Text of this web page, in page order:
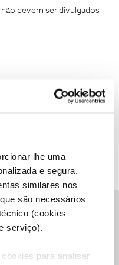
lhe uma
e segura.
similares nos
são necessários
(cookies
serviço).
para analisar
devem ser divulgados
de confirmar os dados
dadas, e bem, pelo
nos melhores comentários.